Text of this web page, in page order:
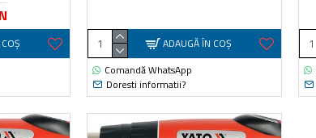
ADAUGĂ ÎN COŞ
Comandă WhatsApp
Doresti informatii?